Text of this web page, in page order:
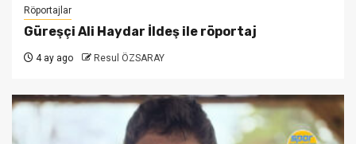
Röportajlar
Güreşçi Ali Haydar İldeş ile röportaj
4 ay ago Resul ÖZSARAY